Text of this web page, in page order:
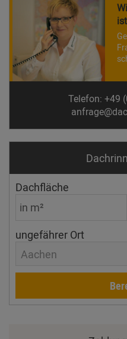
Telefon: +49
Dachfläche
ungefährer Ort
Aachen